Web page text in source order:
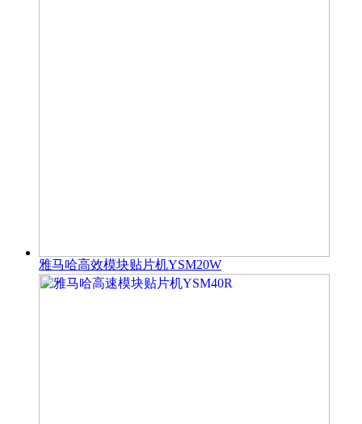
雅马哈高效模块贴片机YSM20W